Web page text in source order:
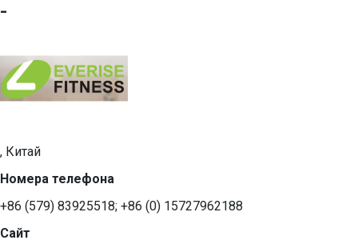
-
, Китай
Номера телефона
+86 (579) 83925518; +86 (0) 15727962188
Сайт